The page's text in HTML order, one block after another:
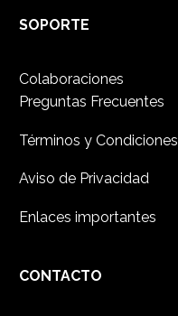
SOPORTE
Colaboraciones
Preguntas Frecuentes
Términos y Condiciones
Aviso de Privacidad
Enlaces importantes
CONTACTO